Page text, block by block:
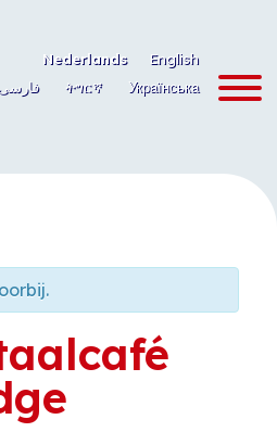
Nederlands
English
فارسی ትግርኛ Українська